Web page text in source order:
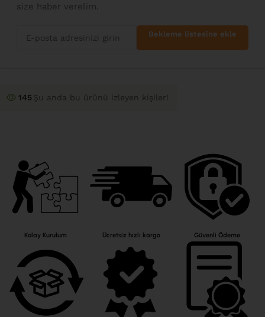
size haber verelim.
Bekleme listesine ekle
142 Şu anda bu ürünü izleyen kişiler!
Kolay Kurulum Ücretsiz hızlı kargo Güvenli Ödeme